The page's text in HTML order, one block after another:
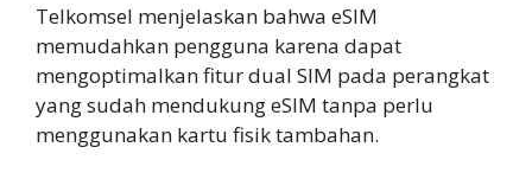
Telkomsel menjelaskan bahwa eSIM
memudahkan pengguna karena dapat
mengoptimalkan fitur dual SIM pada perangkat
yang sudah mendukung eSIM tanpa perlu
menggunakan kartu fisik tambahan.